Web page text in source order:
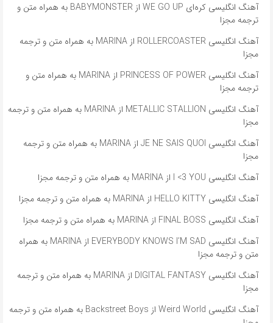
آهنگ انگلیسی کره‌ای WE GO UP از BABYMONSTER به همراه متن و
ترجمه مجزا
آهنگ انگلیسی ROLLERCOASTER از MARINA به همراه متن و ترجمه
مجزا
آهنگ انگلیسی PRINCESS OF POWER از MARINA به همراه متن و
ترجمه مجزا
آهنگ انگلیسی METALLIC STALLION از MARINA به همراه متن و ترجمه
مجزا
آهنگ انگلیسی JE NE SAIS QUOI از MARINA به همراه متن و ترجمه
مجزا
آهنگ انگلیسی I <3 YOU از MARINA به همراه متن و ترجمه مجزا
آهنگ انگلیسی HELLO KITTY از MARINA به همراه متن و ترجمه مجزا
آهنگ انگلیسی FINAL BOSS از MARINA به همراه متن و ترجمه مجزا
آهنگ انگلیسی EVERYBODY KNOWS I’M SAD از MARINA به همراه
متن و ترجمه مجزا
آهنگ انگلیسی DIGITAL FANTASY از MARINA به همراه متن و ترجمه
مجزا
آهنگ انگلیسی Weird World از Backstreet Boys به همراه متن و ترجمه